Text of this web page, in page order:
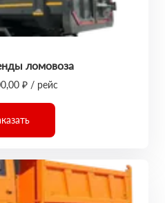
ломовоза
₽ / рейс